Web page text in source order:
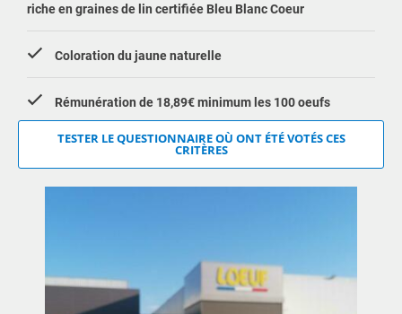
riche en graines de lin certifiée Bleu Blanc Coeur
Coloration du jaune naturelle
Rémunération de 18,89€ minimum les 100 oeufs
TESTER LE QUESTIONNAIRE OÙ ONT ÉTÉ VOTÉS CES
CRITÈRES